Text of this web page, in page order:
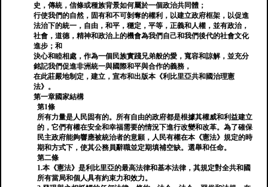
史，傳統，信條或種族背景如何屬於一個政治共同體；
行使我們的自然，固有和不可剝奪的權利，以建立政府框架，以促進
法治下的統一，自由，和平，穩定，平等，正義和人權，並有政治，
社會，道德，精神和政治上的機會為我們自己和我們後代的社會文化
進步；和
決心和睦相處，作為一個民族實踐兄弟般的愛，寬容和諒解，並充分
銘記我們促進非洲統一與國際和平與合作的義務，
在此莊嚴地制定，建立，宣布和出版本《利比里亞共和國治理憲
法》。
第一章國家結構
第1條
所有力量是人民固有的。所有自由的政府都是根據其權威和利益建立
的，它們有權在安全和幸福需要的情況下進行改變和改革。為了確保
民主政府能夠響應被統治者的意願，人民有權在本《憲法》規定的時
期和方式下，使其公務員辭職並定期填補空缺。選舉和任命。
第二條
1.本《憲法》是利比里亞的最高法律和基本法律，其規定對全共和國
所有當局和個人具有約束力和效力。